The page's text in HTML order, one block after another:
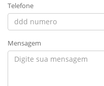
Telefone
Mensagem